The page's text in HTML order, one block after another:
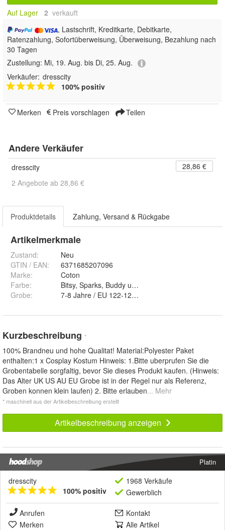
Auf Lager 2 verkauft
, Lastschrift, Kreditkarte, Debitkarte,
Ratenzahlung, Sofortüberweisung, Überweisung, Bezahlung nach
30 Tagen
Zustellung: Mi, 19. Aug. bis Di, 25. Aug.
Verkäufer: dresscity
100% positiv
Merken Preis vorschlagen Teilen
Andere Verkäufer
dresscity
28,86 €
2 Angebote ab 28,86 €
Produktdetails Zahlung, Versand & Rückgabe
Artikelmerkmale
Zustand:
Neu
GTIN / EAN:
6371685207096
Marke:
Coton
Farbe:
Grobe: 7-8 Jahre / EU 122-128, 6-7 Jahre / EU 116-122,
Kurzbeschreibung *
100% Brandneu und hohe Qualitat! Material:Polyester Paket
enthalten:1 x Cosplay Kostum Hinweis: 1.Bitte uberprufen Sie die
Grobentabelle sorgfaltig, bevor Sie dieses Produkt kaufen. (Hinweis:
Das Alter UK US AU EU Grobe ist in der Regel nur als Referenz,
Groben konnen klein laufen) 2. Bitte erlauben... Mehr
* maschinell aus der Artikelbeschreibung erstellt
Artikelbeschreibung anzeigen
Platin
dresscity
100% positiv
1968 Verkäufe
Gewerblich
Anrufen
Kontakt
Merken
Alle Artikel